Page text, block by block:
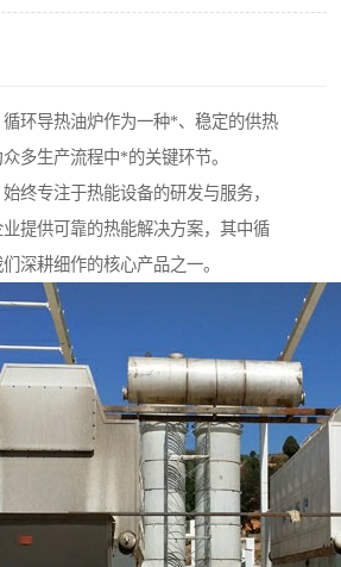
环导热油炉作为一种*、稳定的供热
多生产流程中*的关键环节。
终专注于热能设备的研发与服务，
提供可靠的热能解决方案，其中循
深耕细作的核心产品之一。